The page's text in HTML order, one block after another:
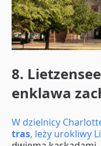
8.
enklawa
W dzielnicy
tras, leży urokliwy